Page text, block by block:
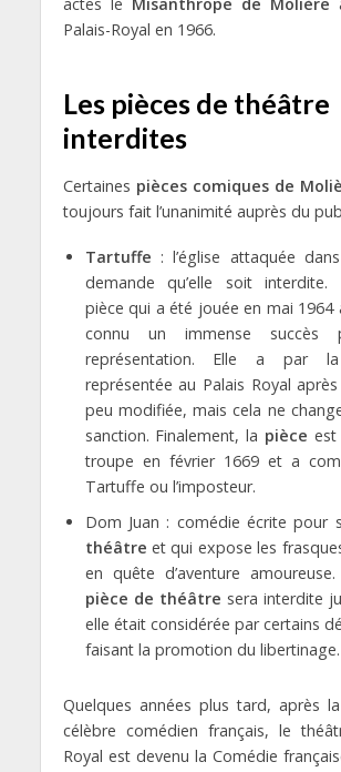
Palais-Royal en 1966.
Les pièces de théâtre
interdites
Certaines pièces comiques de
toujours fait l’unanimité auprès du
Tartuffe : l’église attaquée
demande qu’elle soit interdite.
pièce qui a été jouée en mai 1964
connu un immense succès
représentation. Elle a par
représentée au Palais Royal
peu modifiée, mais cela ne
sanction. Finalement, la pièce
troupe en février 1669 et a
Tartuffe ou l’imposteur.
Dom Juan : comédie écrite pour
théâtre et qui expose les
en quête d’aventure
pièce de théâtre sera interdite
elle était considérée par certains
faisant la promotion du libertinage.
Quelques années plus tard, après
célèbre comédien français, le
Royal est devenu la Comédie